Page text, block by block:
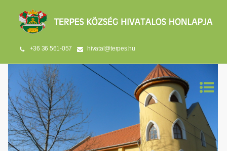
+36 36 561-057 hivatal@terpes.hu